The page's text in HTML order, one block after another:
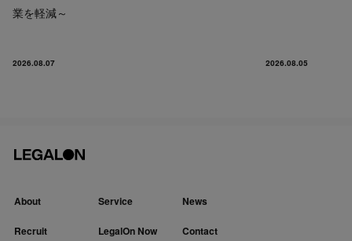
業を軽減～
2026.08.07 2026.08.05
About Service News
Recruit LegalOn Now
Contact